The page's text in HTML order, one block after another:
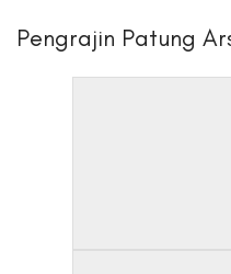
Pengrajin Patung